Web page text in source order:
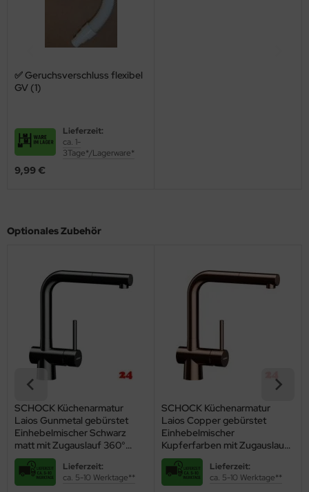
✅ Geruchsverschluss flexibel
GV (1)
Lieferzeit:
ca. 1-
3Tage*/Lagerware*
9,99 €
Optionales Zubehör
SCHOCK Küchenarmatur
Laios EDM Einhebelmischer
Edelstahl massiv mit
Zugauslauf 360°
schwenkbarer Auslauf
Lieferzeit:
ca. 5-10 Werktage**
Schock Seifenspender Samo-
L Copper gebürstet
Spülmittelspender /
Dispenser Chrom
Kupferfarben
Lieferzeit:
ca. 5 - 10 Werktage*